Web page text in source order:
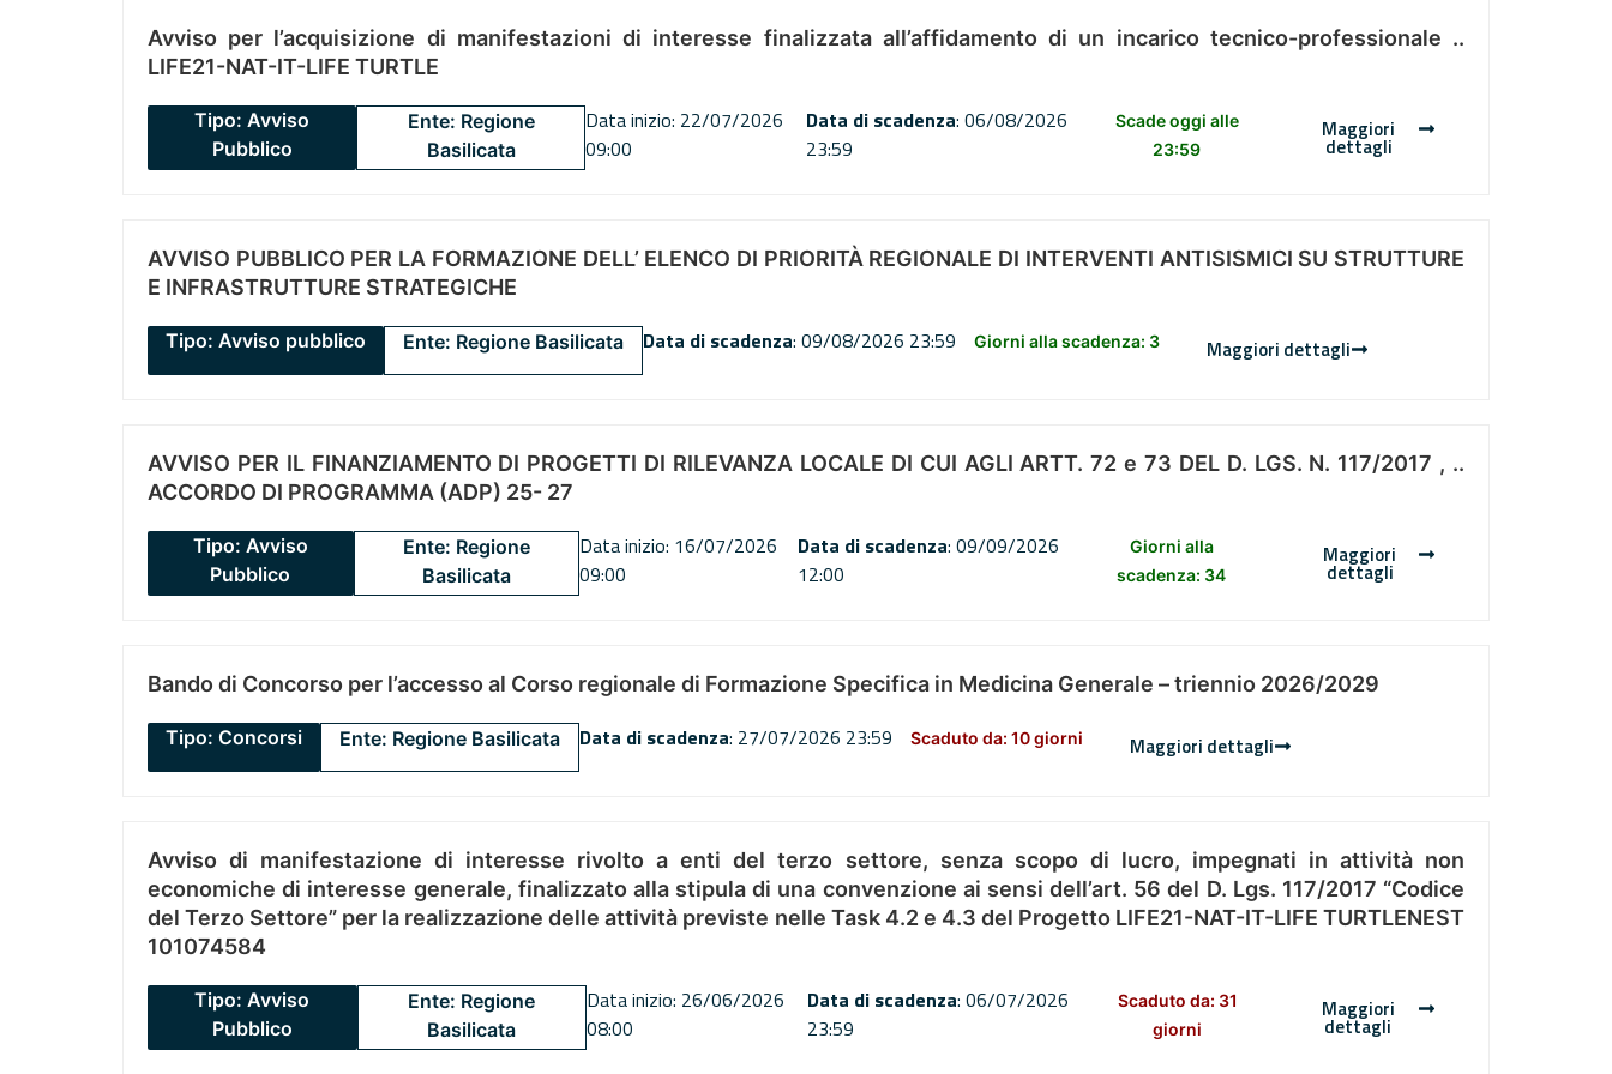
Avviso per l’acquisizione di manifestazioni di interesse finalizzata all’affidamento di un incarico tecnico-professionale ..
LIFE21-NAT-IT-LIFE TURTLE
Tipo: Avviso
Pubblico
Ente: Regione
Basilicata
Data inizio: 22/07/2026
09:00
Data di scadenza: 06/08/2026
23:59
Scade oggi alle
23:59
Maggiori
dettagli
AVVISO PUBBLICO PER LA FORMAZIONE DELL’ ELENCO DI PRIORITÀ REGIONALE DI INTERVENTI ANTISISMICI SU STRUTTURE
E INFRASTRUTTURE STRATEGICHE
Tipo: Avviso pubblico Ente: Regione Basilicata Data di scadenza: 09/08/2026 23:59 Giorni alla scadenza: 3 Maggiori dettagli
AVVISO PER IL FINANZIAMENTO DI PROGETTI DI RILEVANZA LOCALE DI CUI AGLI ARTT. 72 e 73 DEL D. LGS. N. 117/2017 , ..
ACCORDO DI PROGRAMMA (ADP) 25- 27
Tipo: Avviso
Pubblico
Ente: Regione
Basilicata
Data inizio: 16/07/2026
09:00
Data di scadenza: 09/09/2026
12:00
Giorni alla
scadenza: 34
Maggiori
dettagli
Bando di Concorso per l’accesso al Corso regionale di Formazione Specifica in Medicina Generale – triennio 2026/2029
Tipo: Concorsi Ente: Regione Basilicata Data di scadenza: 27/07/2026 23:59 Scaduto da: 10 giorni Maggiori dettagli
Avviso di manifestazione di interesse rivolto a enti del terzo settore, senza scopo di lucro, impegnati in attività non
economiche di interesse generale, finalizzato alla stipula di una convenzione ai sensi dell’art. 56 del D. Lgs. 117/2017 “Codice
del Terzo Settore” per la realizzazione delle attività previste nelle Task 4.2 e 4.3 del Progetto LIFE21-NAT-IT-LIFE TURTLENEST
101074584
Tipo: Avviso
Pubblico
Ente: Regione
Basilicata
Data inizio: 26/06/2026
08:00
Data di scadenza: 06/07/2026
23:59
Scaduto da: 31
giorni
Maggiori
dettagli